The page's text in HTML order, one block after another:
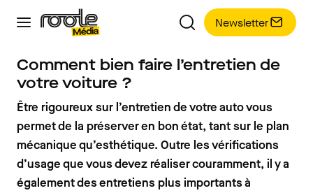
Newsletter
Comment bien faire l’entretien de
votre voiture ?
Être rigoureux sur l’entretien de votre auto vous
permet de la préserver en bon état, tant sur le plan
mécanique qu’esthétique. Outre les vérifications
d’usage que vous devez réaliser couramment, il y a
également des entretiens plus importants à